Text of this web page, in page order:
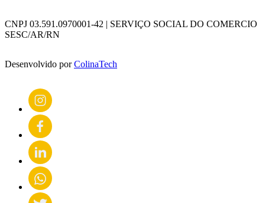
CNPJ 03.591.0970001-42 | SERVIÇO SOCIAL DO COMERCIO
SESC/AR/RN
Desenvolvido porColinaTech